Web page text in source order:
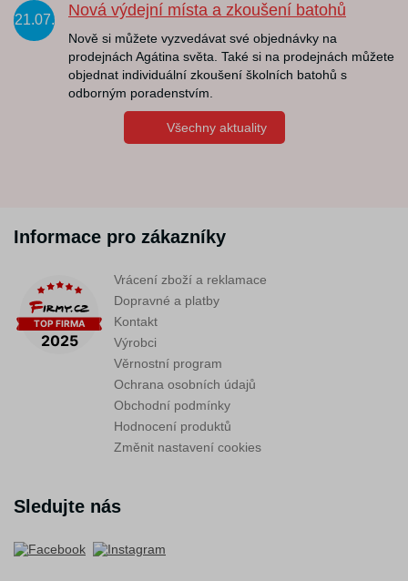
21.07.
Nová výdejní místa a zkoušení batohů
Nově si můžete vyzvedávat své objednávky na
prodejnách Agátina světa. Také si na prodejnách můžete
objednat individuální zkoušení školních batohů s
odborným poradenstvím.
Všechny aktuality
Informace pro zákazníky
Vrácení zboží a reklamace
Dopravné a platby
Kontakt
Výrobci
Věrnostní program
Ochrana osobních údajů
Obchodní podmínky
Hodnocení produktů
Změnit nastavení cookies
Sledujte nás